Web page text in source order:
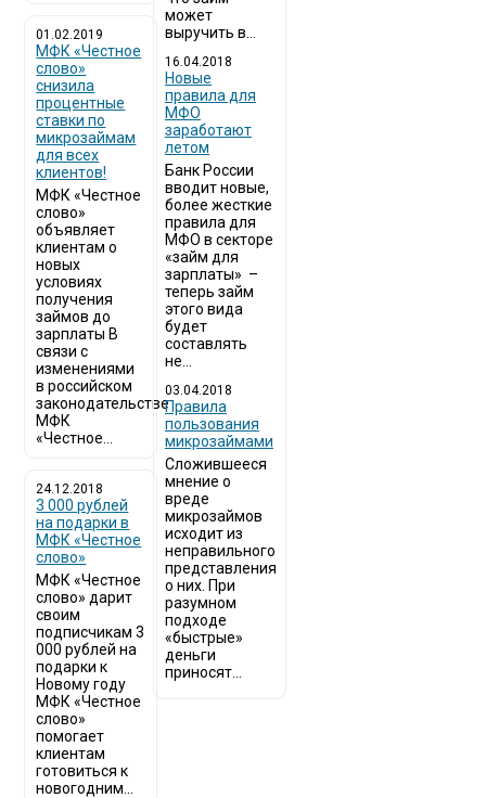
01.02.2019
МФК «Честное
слово»
снизила
процентные
ставки по
микрозаймам
для всех
клиентов!
МФК «Честное
слово»
объявляет
клиентам о
новых
условиях
получения
займов до
зарплаты В
связи с
изменениями
в российском
законодательстве
МФК
«Честное...
24.12.2018
3 000 рублей
на подарки в
МФК «Честное
слово»
МФК «Честное
слово» дарит
своим
подписчикам 3
000 рублей на
подарки к
Новому году
МФК «Честное
слово»
помогает
клиентам
готовиться к
новогодним...
может
выручить в...
16.04.2018
Новые
правила для
МФО
заработают
летом
Банк России
вводит новые,
более жесткие
правила для
МФО в секторе
«займ для
зарплаты» –
теперь займ
этого вида
будет
составлять
не...
03.04.2018
​Правила
пользования
микрозаймами
Сложившееся
мнение о
вреде
микрозаймов
исходит из
неправильного
представления
о них. При
разумном
подходе
«быстрые»
деньги
приносят...